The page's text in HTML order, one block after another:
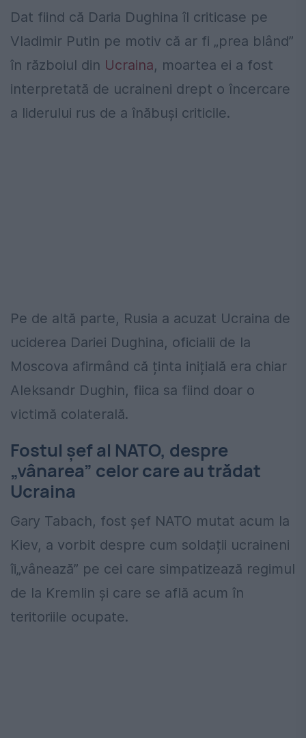
Dat fiind că Daria Dughina îl criticase pe
Vladimir Putin pe motiv că ar fi „prea blând”
în războiul din Ucraina, moartea ei a fost
interpretată de ucraineni drept o încercare
a liderului rus de a înăbuși criticile.
Pe de altă parte, Rusia a acuzat Ucraina de
uciderea Dariei Dughina, oficialii de la
Moscova afirmând că ținta inițială era chiar
Aleksandr Dughin, fiica sa fiind doar o
victimă colaterală.
Fostul șef al NATO, despre
„vânarea” celor care au trădat
Ucraina
Gary Tabach, fost șef NATO mutat acum la
Kiev, a vorbit despre cum soldații ucraineni
îi„vânează” pe cei care simpatizează regimul
de la Kremlin și care se află acum în
teritoriile ocupate.